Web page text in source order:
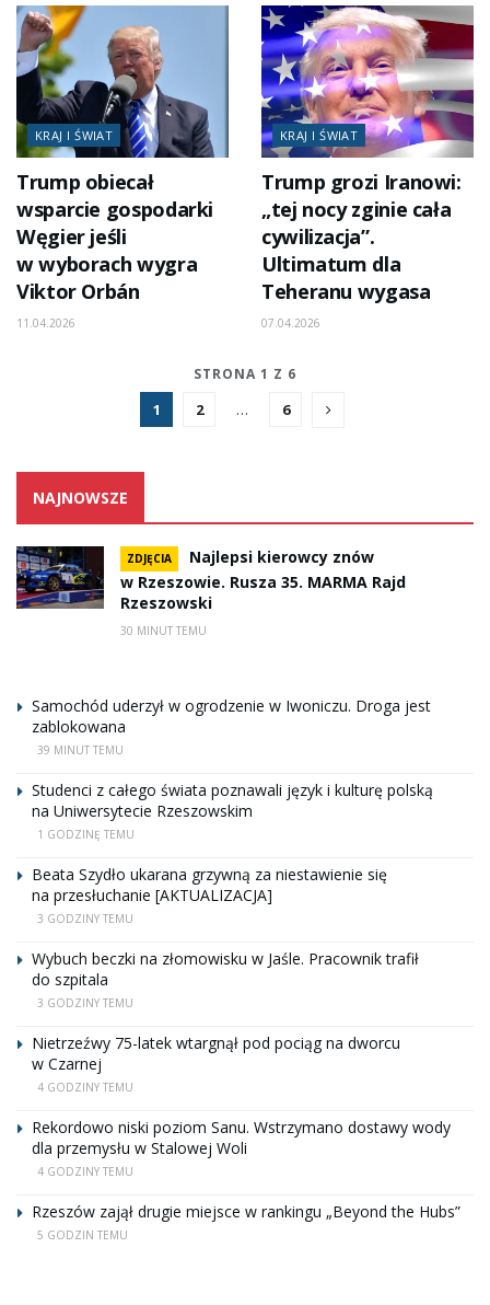
KRAJ I ŚWIAT
Trump obiecał
wsparcie gospodarki
Węgier jeśli
w wyborach wygra
Viktor Orbán
11.04.2026
KRAJ I ŚWIAT
Trump grozi Iranowi:
„tej nocy zginie cała
cywilizacja”.
Ultimatum dla
Teheranu wygasa
07.04.2026
STRONA 1 Z 6
1 2 … 6
NAJNOWSZE
ZDJĘCIA
Najlepsi kierowcy znów
w Rzeszowie. Rusza 35. MARMA Rajd
Rzeszowski
30 MINUT TEMU
Samochód uderzył w ogrodzenie w Iwoniczu. Droga jest
zablokowana
39 MINUT TEMU
Studenci z całego świata poznawali język i kulturę polską
na Uniwersytecie Rzeszowskim
1 GODZINĘ TEMU
Beata Szydło ukarana grzywną za niestawienie się
na przesłuchanie [AKTUALIZACJA]
3 GODZINY TEMU
Wybuch beczki na złomowisku w Jaśle. Pracownik trafił
do szpitala
3 GODZINY TEMU
Nietrzeźwy 75-latek wtargnął pod pociąg na dworcu
w Czarnej
4 GODZINY TEMU
Rekordowo niski poziom Sanu. Wstrzymano dostawy wody
dla przemysłu w Stalowej Woli
4 GODZINY TEMU
Rzeszów zajął drugie miejsce w rankingu „Beyond the Hubs”
5 GODZIN TEMU